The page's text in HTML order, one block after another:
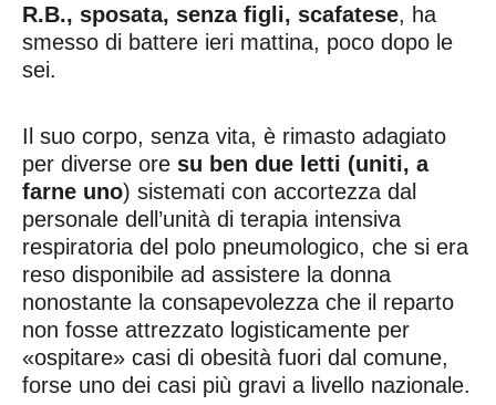
R.B., sposata, senza figli, scafatese, ha
smesso di battere ieri mattina, poco dopo le
sei.
Il suo corpo, senza vita, è rimasto adagiato
per diverse ore su ben due letti (uniti, a
farne uno) sistemati con accortezza dal
personale dell’unità di terapia intensiva
respiratoria del polo pneumologico, che si era
reso disponibile ad assistere la donna
nonostante la consapevolezza che il reparto
non fosse attrezzato logisticamente per
«ospitare» casi di obesità fuori dal comune,
forse uno dei casi più gravi a livello nazionale.